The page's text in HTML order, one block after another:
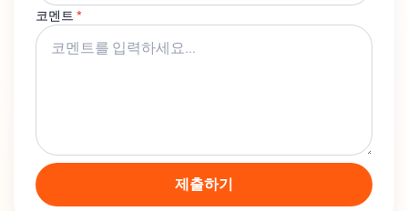
코멘트 *
제출하기